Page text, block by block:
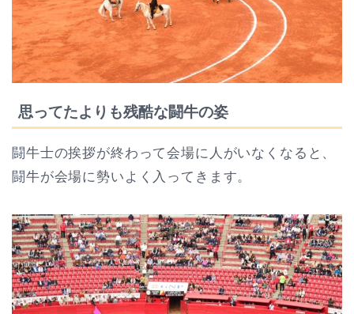
思ってたよりも残酷な闘牛の姿
闘牛士の挨拶が終わって会場に人がいなくなると、
闘牛が会場に勢いよく入ってきます。